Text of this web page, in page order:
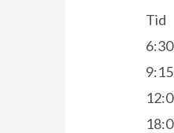
Tid
6:30
9:15